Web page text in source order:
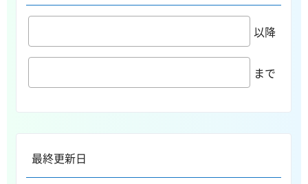
以降
まで
最終更新日